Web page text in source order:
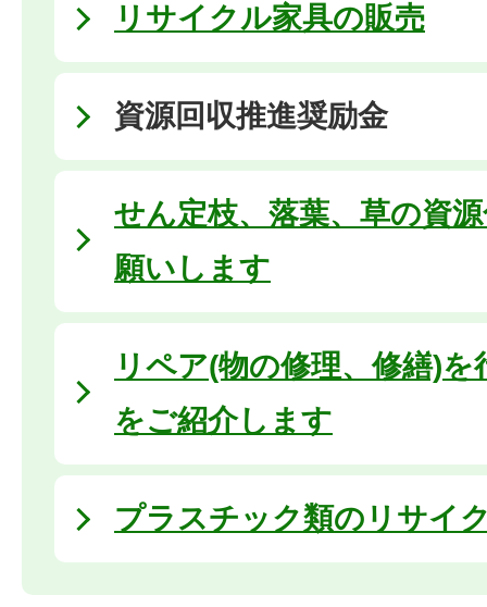
リサイクル家具の販売
資源回収推進奨励金
せん定枝、落葉、草の資
願いします
リペア(物の修理、修繕)
をご紹介します
プラスチック類のリサイ